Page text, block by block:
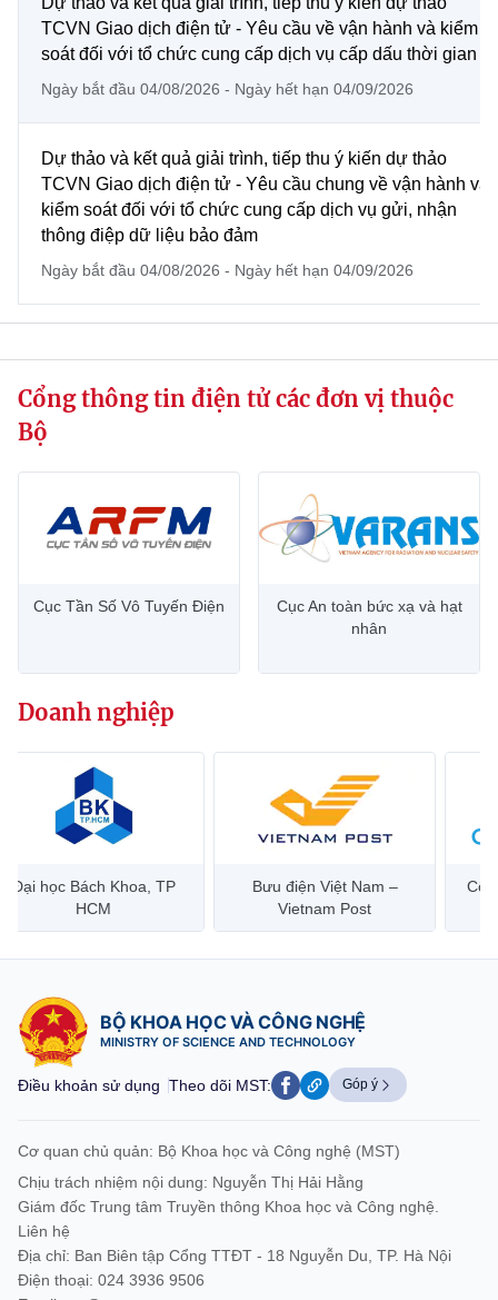
Điều khoản sử dụng Theo dõi MST: Góp ý
Cơ quan chủ quản: Bộ Khoa học và Công nghệ (MST)
Chịu trách nhiệm nội dung: Nguyễn Thị Hải Hằng
Giám đốc Trung tâm Truyền thông Khoa học và Công nghệ.
Liên hệ
Địa chỉ: Ban Biên tập Cổng TTĐT - 18 Nguyễn Du, TP. Hà Nội
Điện thoại: 024 3936 9506
stc@mst.gov.vn
©2026 Bản quyền thuộc Bộ Khoa Học và Công Nghệ
website này)
TCVN Giao dịch điện tử - Yêu cầu về vận hành và kiểm
soát đối với tổ chức cung cấp dịch vụ cấp dấu thời gian
Ngày bắt đầu 04/08/2026 - Ngày hết hạn 04/09/2026
Dự thảo và kết quả giải trình, tiếp thu ý kiến dự thảo
TCVN Giao dịch điện tử - Yêu cầu chung về vận hành và
kiểm soát đối với tổ chức cung cấp dịch vụ gửi, nhận
thông điệp dữ liệu bảo đảm
Ngày bắt đầu 04/08/2026 - Ngày hết hạn 04/09/2026
Cổng thông tin điện tử các đơn vị thuộc
Bộ
Cục Tần Số Vô Tuyến Điện
Cục An toàn bức xạ và hạt
nhân
Doanh nghiệp
Đại học Bách Khoa, TP
HCM
Bưu điện Việt Nam –
Vietnam Post
BỘ KHOA HỌC VÀ CÔNG NGHỆ
MINISTRY OF SCIENCE AND TECHNOLOGY
Điều khoản sử dụng Theo dõi MST: Góp ý
Cơ quan chủ quản: Bộ Khoa học và Công nghệ (MST)
Chịu trách nhiệm nội dung: Nguyễn Thị Hải Hằng
Giám đốc Trung tâm Truyền thông Khoa học và Công nghệ.
Liên hệ
Địa chỉ: Ban Biên tập Cổng TTĐT - 18 Nguyễn Du, TP. Hà Nội
Điện thoại: 024 3936 9506